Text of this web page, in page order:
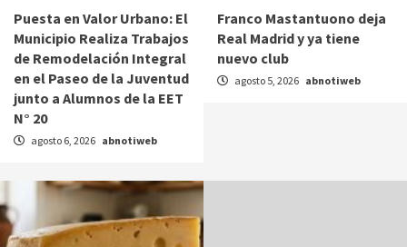
Puesta en Valor Urbano: El
Municipio Realiza Trabajos
de Remodelación Integral
en el Paseo de la Juventud
junto a Alumnos de la EET
N° 20
agosto 6, 2026 abnotiweb
Franco Mastantuono deja
Real Madrid y ya tiene
nuevo club
agosto 5, 2026 abnotiweb